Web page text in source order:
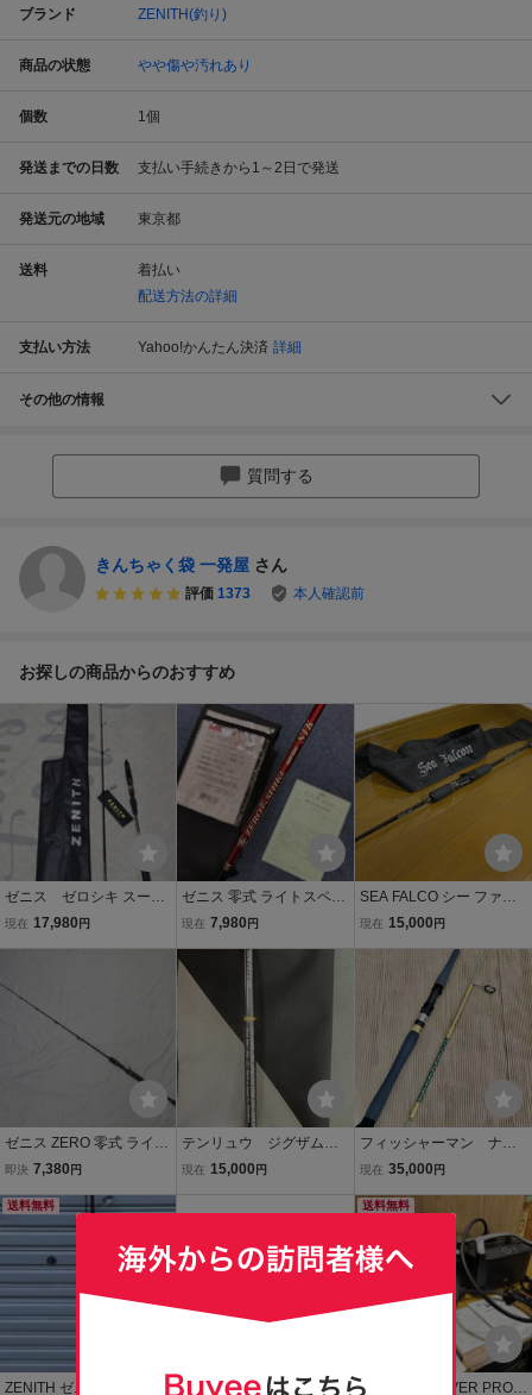
ブランド ZENITH(釣り)
商品の状態 やや傷や汚れあり
個数 1個
発送までの日数 支払い手続きから1～2日で発送
発送元の地域 東京都
送料
着払い
配送方法の詳細
支払い方法 Yahoo!かんたん決済 詳細
その他の情報
質問する
きんちゃく袋 一発屋 さん
評価 1373 本人確認前
お探しの商品からのおすすめ
ゼニス ゼロシキ スーパ
ーライトスペック ZSL-S6
現在 17,980 円
ゼニス 零式 ライトスペッ
ク STK ZLK-641BUL
現在 7,980 円
SEA FALCO シー ファル
コン Z SLOW SHAFT スロ
120g-200g PE1-2 MADE I
N JAPAN 日本製 スロージ
ャーカー 3oz相当?
現在 15,000 円
ゼニス ZERO 零式 ライト
スペック ZEL-631MB
即決 7,380 円
テンリュウ ジグザム
ディープライダー JDR5
現在 15,000 円
フィッシャーマン ナポ
レオンGT510 廃盤ロッド
現在 35,000 円
送料無料
ZENITH ゼニス 珍竿 (管30713)シマノ 19 オシ
送料無料
ECOFLOW RIVER PRO